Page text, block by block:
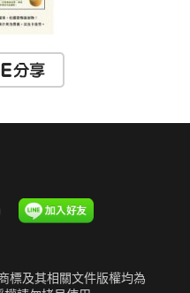
標及其相關文件版權均為